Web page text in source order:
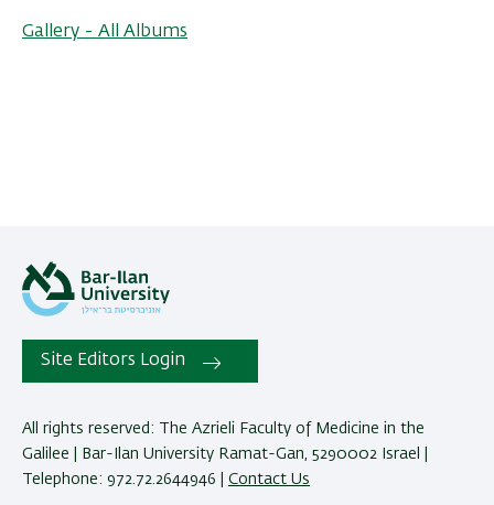
Gallery - All Albums
Site Editors Login
All rights reserved: The Azrieli Faculty of Medicine in the
Galilee | Bar-Ilan University Ramat-Gan, 5290002 Israel |
Telephone: 972.72.2644946 | Contact Us